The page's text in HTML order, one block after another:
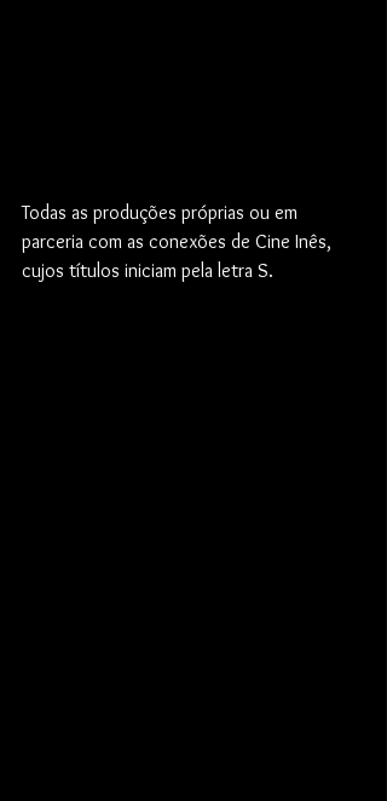
Todas as produções próprias ou em
parceria com as conexões de Cine Inês,
cujos títulos iniciam pela letra S.